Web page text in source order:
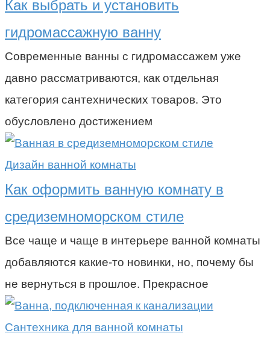
Как выбрать и установить
гидромассажную ванну
Современные ванны с гидромассажем уже
давно рассматриваются, как отдельная
категория сантехнических товаров. Это
обусловлено достижением
Дизайн ванной комнаты
Как оформить ванную комнату в
средиземноморском стиле
Все чаще и чаще в интерьере ванной комнаты
добавляются какие-то новинки, но, почему бы
не вернуться в прошлое. Прекрасное
Сантехника для ванной комнаты